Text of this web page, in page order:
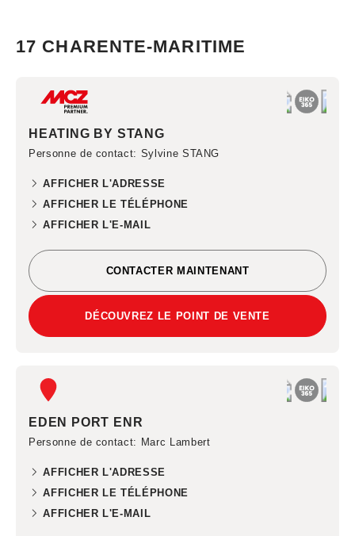
17 CHARENTE-MARITIME
HEATING BY STANG
Personne de contact: Sylvine STANG
AFFICHER L'ADRESSE
AFFICHER LE TÉLÉPHONE
AFFICHER L'E-MAIL
CONTACTER MAINTENANT
DÉCOUVREZ LE POINT DE VENTE
EDEN PORT ENR
Personne de contact: Marc Lambert
AFFICHER L'ADRESSE
AFFICHER LE TÉLÉPHONE
AFFICHER L'E-MAIL